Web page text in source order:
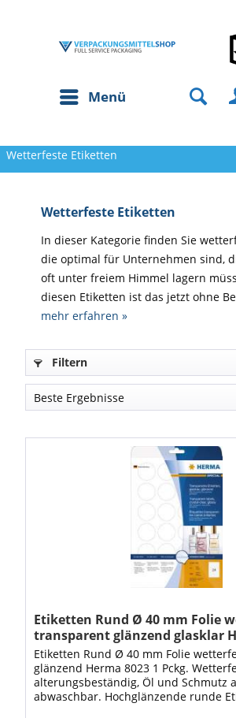
Menü
Wetterfeste Etiketten
Wetterfeste Etiketten
In dieser Kategorie finden Sie
die optimal für Unternehmen sind,
oft unter freiem Himmel lagern
diesen Etiketten ist das jetzt ohne
mehr erfahren »
Filtern
Etiketten Rund Ø 40 mm Folie
transparent glänzend glasklar
Pckg.
Etiketten Rund Ø 40 mm Folie
glänzend Herma 8023 1 Pckg.
alterungsbeständig, Öl und Schmutz
abwaschbar. Hochglänzende runde